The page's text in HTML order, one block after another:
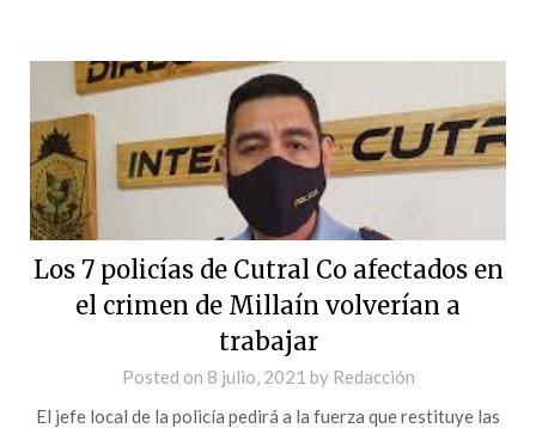
Los 7 policías de Cutral Co afectados en
el crimen de Millaín volverían a
trabajar
Posted on 8 julio, 2021 by Redacción
El jefe local de la policía pedirá a la fuerza que restituye las